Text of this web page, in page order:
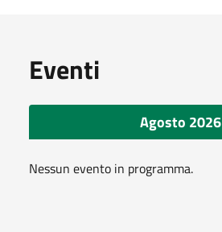
Eventi
Agosto 2026
Nessun evento in programma.